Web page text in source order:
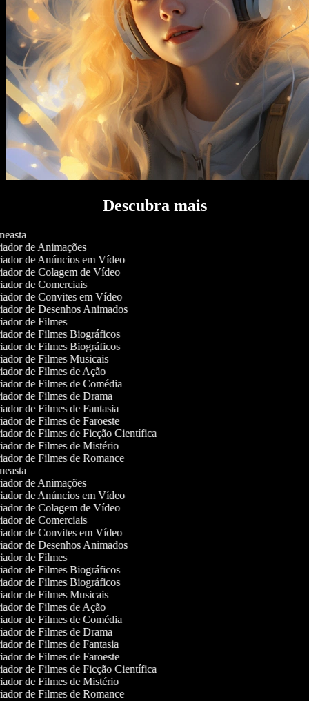
Descubra mais
de Animações
de Anúncios em Vídeo
de Colagem de Vídeo
de Comerciais
de Convites em Vídeo
de Desenhos Animados
de Filmes
de Filmes Biográficos
de Filmes Biográficos
de Filmes Musicais
de Filmes de Ação
de Filmes de Comédia
de Filmes de Drama
de Filmes de Fantasia
de Filmes de Faroeste
de Filmes de Ficção Científica
de Filmes de Mistério
de Filmes de Romance
de Animações
de Anúncios em Vídeo
de Colagem de Vídeo
de Comerciais
de Convites em Vídeo
de Desenhos Animados
de Filmes
de Filmes Biográficos
de Filmes Biográficos
de Filmes Musicais
de Filmes de Ação
de Filmes de Comédia
de Filmes de Drama
de Filmes de Fantasia
de Filmes de Faroeste
de Filmes de Ficção Científica
de Filmes de Mistério
de Filmes de Romance